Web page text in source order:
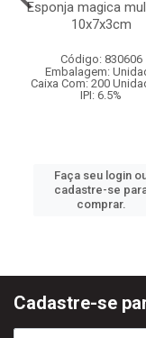
Esponja magica
10x7x3cm
Código: 830606
Embalagem:
Caixa Com: 200
IPI: 6.5%
Faça seu login
cadastre-se
comprar.
Cadastre-se